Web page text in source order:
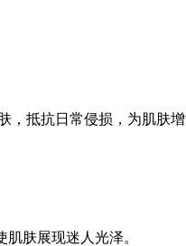
，抵抗日常侵损，为肌肤
肤展现迷人光泽。